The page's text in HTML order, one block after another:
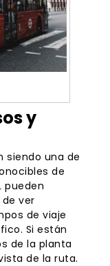
y
siendo una de
de
pueden
ver
de viaje
Si están
de la planta
de la ruta.